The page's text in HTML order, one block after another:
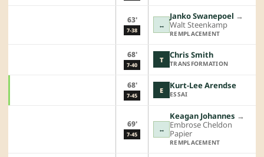
63'
7-38
↔
Janko Swanepoel →︎
Walt Steenkamp
REMPLACEMENT
68'
7-40
T Chris Smith
TRANSFORMATION
68'
7-45
E Kurt-Lee Arendse
ESSAI
69'
7-45
↔
Keagan Johannes →︎
Embrose Cheldon
Papier
REMPLACEMENT